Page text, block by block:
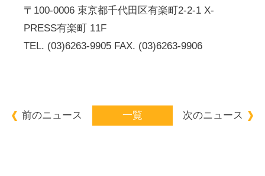
〒100-0006 東京都千代田区有楽町2-2-1 X-
PRESS有楽町 11F
TEL. (03)6263-9905 FAX. (03)6263-9906
前のニュース 一覧 次のニュース